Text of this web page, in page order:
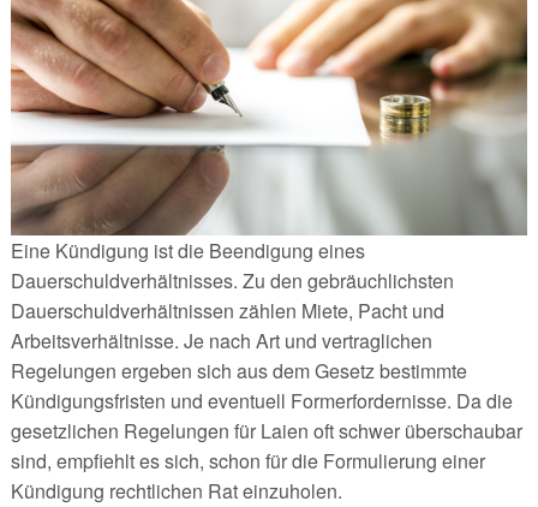
Eine Kündigung ist die Beendigung eines
Dauerschuldverhältnisses. Zu den gebräuchlichsten
Dauerschuldverhältnissen zählen Miete, Pacht und
Arbeitsverhältnisse. Je nach Art und vertraglichen
Regelungen ergeben sich aus dem Gesetz bestimmte
Kündigungsfristen und eventuell Formerfordernisse. Da die
gesetzlichen Regelungen für Laien oft schwer überschaubar
sind, empfiehlt es sich, schon für die Formulierung einer
Kündigung rechtlichen Rat einzuholen.